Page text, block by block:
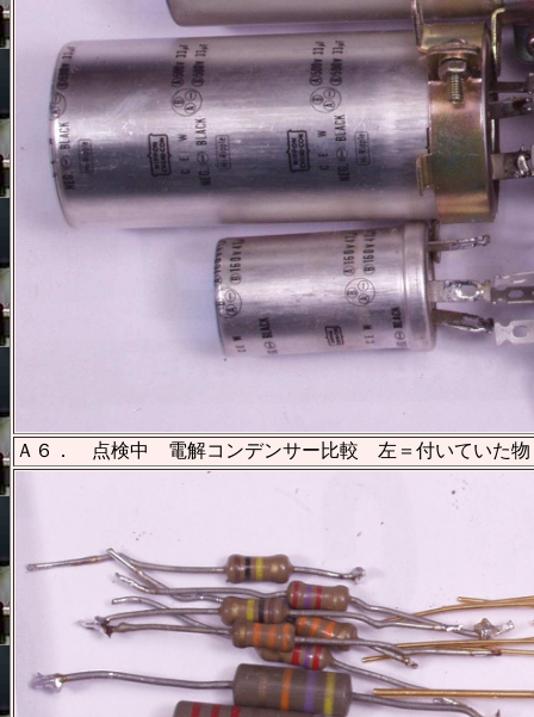
Ａ６． 点検中 電解コンデンサー比較 左＝付いていた